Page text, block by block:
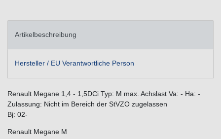
Artikelbeschreibung
Hersteller / EU Verantwortliche Person
Renault Megane 1,4 - 1,5DCi Typ: M max. Achslast Va: - Ha: -
Zulassung: Nicht im Bereich der StVZO zugelassen
Bj: 02-
Renault Megane M